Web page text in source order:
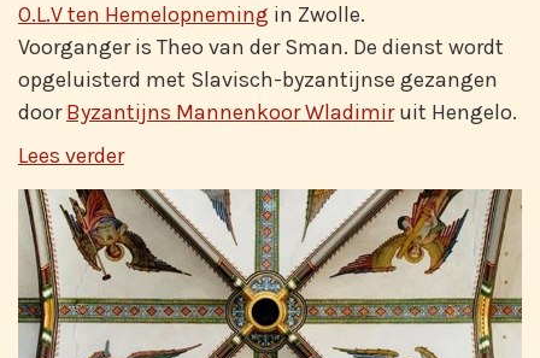
O.L.V ten Hemelopneming in Zwolle.
Voorganger is Theo van der Sman. De dienst wordt
opgeluisterd met Slavisch-byzantijnse gezangen
doorByzantijns Mannenkoor Wladimiruit Hengelo.
Lees verder